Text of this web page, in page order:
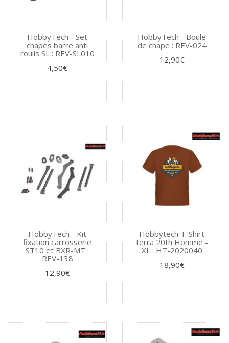
HobbyTech - Set
chapes barre anti
roulis SL : REV-SL010
4,50€
HobbyTech - Boule
de chape : REV-024
12,90€
HobbyTech - Kit
fixation carrosserie
ST10 et BXR-MT :
REV-138
12,90€
Hobbytech T-Shirt
terra 20th Homme -
XL : HT-2020040
18,90€